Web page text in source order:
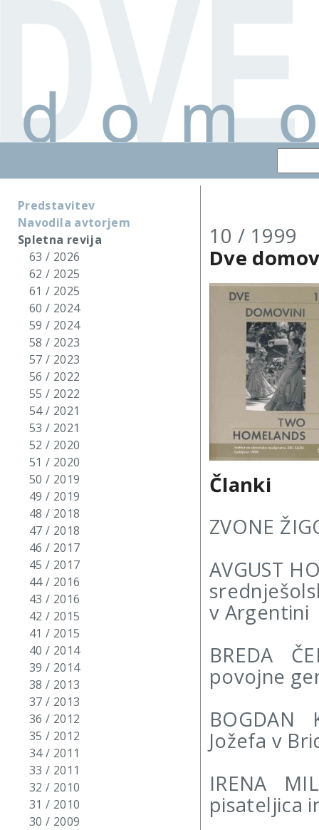
Predstavitev
Navodila avtorjem
Spletna revija
63 / 2026
62 / 2025
61 / 2025
60 / 2024
59 / 2024
58 / 2023
57 / 2023
56 / 2022
55 / 2022
54 / 2021
53 / 2021
52 / 2020
51 / 2020
50 / 2019
49 / 2019
48 / 2018
47 / 2018
46 / 2017
45 / 2017
44 / 2016
43 / 2016
42 / 2015
41 / 2015
40 / 2014
39 / 2014
38 / 2013
37 / 2013
36 / 2012
35 / 2012
34 / 2011
33 / 2011
32 / 2010
31 / 2010
30 / 2009
10 / 1999
Dve
Članki
ZVONE
AVGUST
v Argentini
BREDA
povojne
BOGDAN
Jožefa v
IRENA
pisateljica